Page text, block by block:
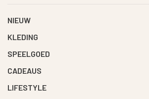
NIEUW
KLEDING
SPEELGOED
CADEAUS
LIFESTYLE